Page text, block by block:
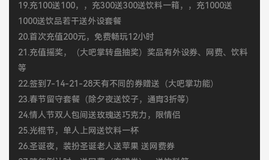
19.充100送100，，充300送300送饮料一箱，，充1000送
1000送饮品若干送外设套餐
20.首次充值200元，免费畅玩12小时
21.充值摇奖，（大吧掌转盘抽奖）奖品有外设券、网费、饮料
等
22.签到7-14-21-28天有不同的券赠送（大吧掌功能）
23.春节留守套餐（除夕夜送饺子，通宵3折等）
24.情人节双人包间送玫瑰送巧克力，限情侣
25.光棍节，单人上网送饮料一杯
26.圣诞夜，装扮圣诞老人送苹果 送网费券